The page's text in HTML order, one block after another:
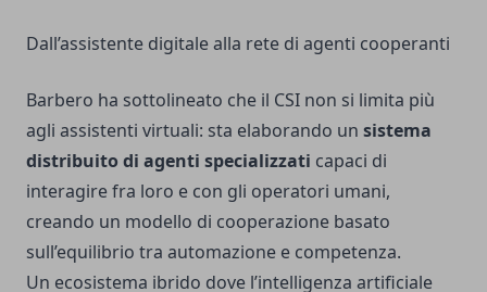
Dall’assistente digitale alla rete di agenti cooperanti
Barbero ha sottolineato che il CSI non si limita più
agli assistenti virtuali: sta elaborando un sistema
distribuito di agenti specializzati capaci di
interagire fra loro e con gli operatori umani,
creando un modello di cooperazione basato
sull’equilibrio tra automazione e competenza.
Un ecosistema ibrido dove l’intelligenza artificiale